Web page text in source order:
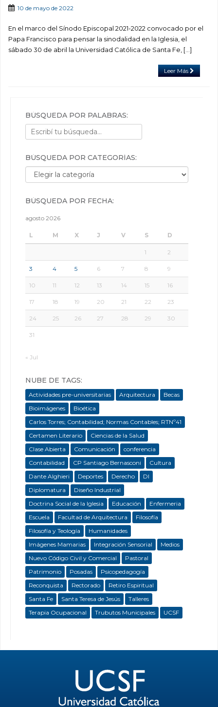
10 de mayo de 2022
En el marco del Sínodo Episcopal 2021-2022 convocado por el
Papa Francisco para pensar la sinodalidad en la Iglesia, el
sábado 30 de abril la Universidad Católica de Santa Fe, […]
Leer Más
BÚSQUEDA POR PALABRAS:
BÚSQUEDA POR CATEGORÍAS:
Búsqueda por categorías:
BÚSQUEDA POR FECHA:
agosto 2026
L M X J V S D
1 2
3 4 5 6 7 8 9
10 11 12 13 14 15 16
17 18 19 20 21 22 23
24 25 26 27 28 29 30
31
« Jul
NUBE DE TAGS:
Actividades pre-universitarias Arquitectura
Becas
Bioimágenes
Bioética
Carlos Torres; Contabilidad; Normas Contables; RTNº41
Certamen Literario
Ciencias de la Salud
Clase Abierta
Comunicación
conferencia
Contabilidad
CP Santiago Bernasconi
Cultura
Dante Alghieri
Deportes Derecho
DI
Diplomatura
Diseño Industrial
Doctrina Social de la Iglesia
Educación
Enfermeria
Escuela
Facultad de Arquitectura
Filosofía
Filosofía y Teología
Humanidades
Imágenes Mamarias
Integración Sensorial
Medios
Nuevo Código Civil y Comercial
Pastoral
Patrimonio
Posadas
Psicopedagogía
Reconquista
Rectorado
Retiro Espiritual
Santa Fe
Santa Teresa de Jesús
Talleres
Terapia Ocupacional
Trubutos Municipales UCSF